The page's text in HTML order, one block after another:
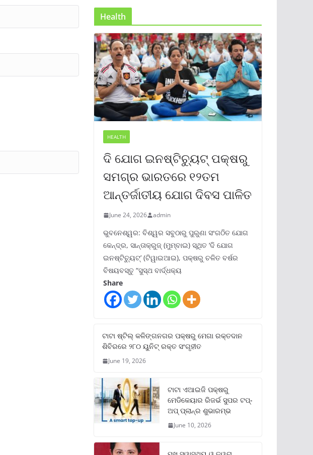
Health
HEALTH
ଦି ଯୋଗ ଇନଷ୍ଟିଚ୍ୟୁଟ୍ ପକ୍ଷରୁ
ସମଗ୍ର ଭାରତରେ ୧୨ତମ
ଆନ୍ତର୍ଜାତୀୟ ଯୋଗ ଦିବସ ପାଳିତ
June 24, 2026 admin
ଭୁବନେଶ୍ୱର: ବିଶ୍ୱର ସବୁଠାରୁ ପୁରୁଣା ସଂଗଠିତ ଯୋଗ
କେନ୍ଦ୍ର, ସାନ୍ତାକ୍ରୁଜ୍ (ମୁମ୍ବାଇ) ସ୍ଥିତ ‘ଦି ଯୋଗ
ଇନଷ୍ଟିଚ୍ୟୁଟ୍‌’ (ଟିୱାଇଆଇ), ପକ୍ଷରୁ ଚଳିତ ବର୍ଷର
ବିଷୟବସ୍ତୁ “ସୁସ୍ଥ ବାର୍ଦ୍ଧକ୍ୟ
Share
ଟାଟା ଷ୍ଟିଲ୍‌ କଳିଙ୍ଗନଗର ପକ୍ଷରୁ ମେଗା ରକ୍ତଦାନ
ଶିବିରରେ ୨୮୦ ୟୁନିଟ୍‌ ରକ୍ତ ସଂଗୃହୀତ
June 19, 2026
ଟାଟା ଏଆଇଜି ପକ୍ଷରୁ
ମେଡିକେୟାର ରିଜର୍ଭ ସୁପର ଟପ୍‌-
ଅପ୍ ପ୍ଲାନ୍‌ର ଶୁଭାରମ୍ଭ
June 10, 2026